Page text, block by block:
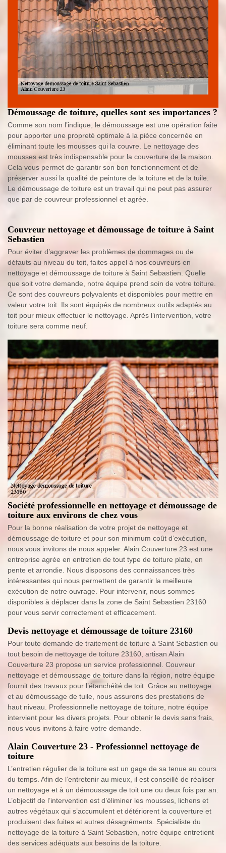
Démoussage de toiture, quelles sont ses importances ?
Comme son nom l’indique, le démoussage est une opération faite
pour apporter une propreté optimale à la pièce concernée en
éliminant toute les mousses qui la couvre. Le nettoyage des
mousses est très indispensable pour la couverture de la maison.
Cela vous permet de garantir son bon fonctionnement et de
préserver aussi la qualité de peinture de la toiture et de la tuile.
Le démoussage de toiture est un travail qui ne peut pas assurer
que par de couvreur professionnel et agrée.
Couvreur nettoyage et démoussage de toiture à Saint
Sebastien
Pour éviter d’aggraver les problèmes de dommages ou de
défauts au niveau du toit, faites appel à nos couvreurs en
nettoyage et démoussage de toiture à Saint Sebastien. Quelle
que soit votre demande, notre équipe prend soin de votre toiture.
Ce sont des couvreurs polyvalents et disponibles pour mettre en
valeur votre toit. Ils sont équipés de nombreux outils adaptés au
toit pour mieux effectuer le nettoyage. Après l’intervention, votre
toiture sera comme neuf.
Société professionnelle en nettoyage et démoussage de
toiture aux environs de chez vous
Pour la bonne réalisation de votre projet de nettoyage et
démoussage de toiture et pour son minimum coût d’exécution,
nous vous invitons de nous appeler. Alain Couverture 23 est une
entreprise agrée en entretien de tout type de toiture plate, en
pente et arrondie. Nous disposons des connaissances très
intéressantes qui nous permettent de garantir la meilleure
exécution de notre ouvrage. Pour intervenir, nous sommes
disponibles à déplacer dans la zone de Saint Sebastien 23160
pour vous servir correctement et efficacement.
Devis nettoyage et démoussage de toiture 23160
Pour toute demande de traitement de toiture à Saint Sebastien ou
tout besoin de nettoyage de toiture 23160, artisan Alain
Couverture 23 propose un service professionnel. Couvreur
nettoyage et démoussage de toiture dans la région, notre équipe
fournit des travaux pour l’étanchéité de toit. Grâce au nettoyage
et au démoussage de tuile, nous assurons des prestations de
haut niveau. Professionnelle nettoyage de toiture, notre équipe
intervient pour les divers projets. Pour obtenir le devis sans frais,
nous vous invitons à faire votre demande.
Alain Couverture 23 - Professionnel nettoyage de
toiture
L’entretien régulier de la toiture est un gage de sa tenue au cours
du temps. Afin de l’entretenir au mieux, il est conseillé de réaliser
un nettoyage et à un démoussage de toit une ou deux fois par an.
L’objectif de l’intervention est d’éliminer les mousses, lichens et
autres végétaux qui s’accumulent et détériorent la couverture et
produisent des fuites et autres désagréments. Spécialiste du
nettoyage de la toiture à Saint Sebastien, notre équipe entretient
des services adéquats aux besoins de la toiture.